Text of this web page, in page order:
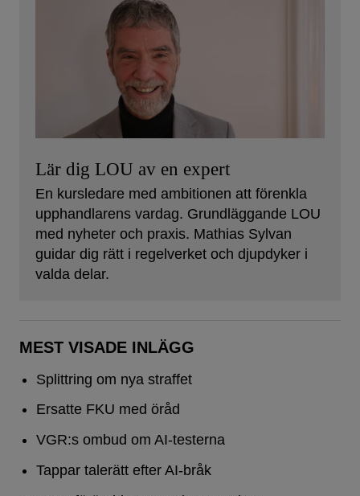
Lär dig LOU av en expert
En kursledare med ambitionen att förenkla
upphandlarens vardag. Grundläggande LOU
med nyheter och praxis. Mathias Sylvan
guidar dig rätt i regelverket och djupdyker i
valda delar.
MEST VISADE INLÄGG
Splittring om nya straffet
Ersatte FKU med öråd
VGR:s ombud om AI-testerna
Tappar talerätt efter AI-bråk